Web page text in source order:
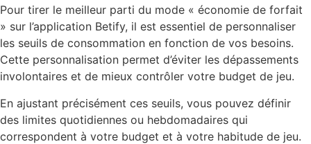
Pour tirer le meilleur parti du mode « économie de forfait
» sur l’application Betify, il est essentiel de personnaliser
les seuils de consommation en fonction de vos besoins.
Cette personnalisation permet d’éviter les dépassements
involontaires et de mieux contrôler votre budget de jeu.
En ajustant précisément ces seuils, vous pouvez définir
des limites quotidiennes ou hebdomadaires qui
correspondent à votre budget et à votre habitude de jeu.